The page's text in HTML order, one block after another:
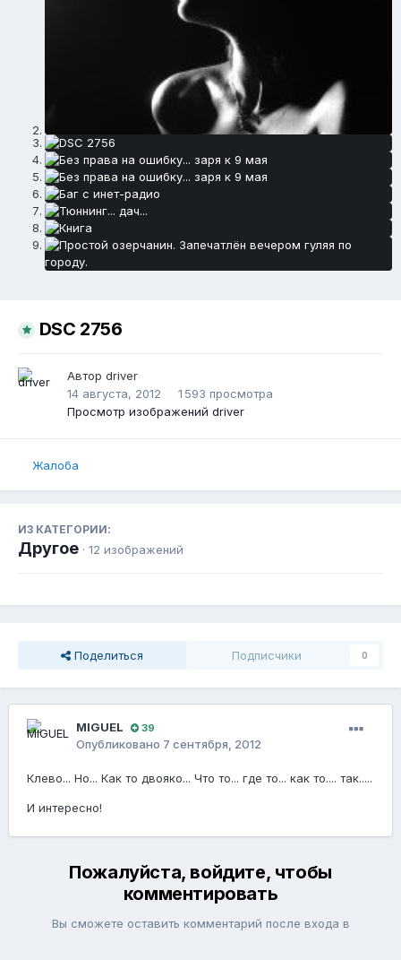
DSC 2756
Автор driver
14 августа, 2012
1 593 просмотра
Просмотр изображений driver
Жалоба
ИЗ КАТЕГОРИИ:
Другое · 12 изображений
Поделиться Подписчики 0
MIGUEL 39
Опубликовано 7 сентября, 2012
Клево... Но... Как то двояко... Что то... где то... как то.... так.....
И интересно!
Пожалуйста, войдите, чтобы
комментировать
Вы сможете оставить комментарий после входа в